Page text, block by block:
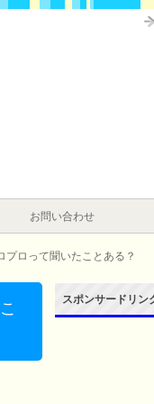
お問い合わせ
ロって聞いたことある？
スポンサードリン